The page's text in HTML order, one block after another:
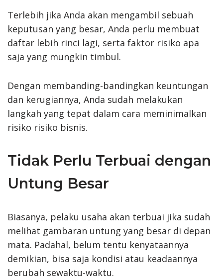
Terlebih jika Anda akan mengambil sebuah
keputusan yang besar, Anda perlu membuat
daftar lebih rinci lagi, serta faktor risiko apa
saja yang mungkin timbul.
Dengan membanding-bandingkan keuntungan
dan kerugiannya, Anda sudah melakukan
langkah yang tepat dalam cara meminimalkan
risiko risiko bisnis.
Tidak Perlu Terbuai dengan
Untung Besar
Biasanya, pelaku usaha akan terbuai jika sudah
melihat gambaran untung yang besar di depan
mata. Padahal, belum tentu kenyataannya
demikian, bisa saja kondisi atau keadaannya
berubah sewaktu-waktu.